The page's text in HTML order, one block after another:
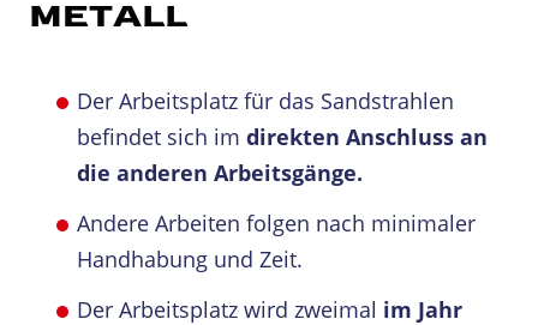
METALL
Der Arbeitsplatz für das Sandstrahlen
befindet sich im direkten Anschluss an
die anderen Arbeitsgänge.
Andere Arbeiten folgen nach minimaler
Handhabung und Zeit.
Der Arbeitsplatz wird zweimal im Jahr